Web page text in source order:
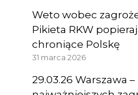
Weto wobec
Pikieta RKW
chroniące Polskę
31 marca 2026
29.03.26 Warszawa